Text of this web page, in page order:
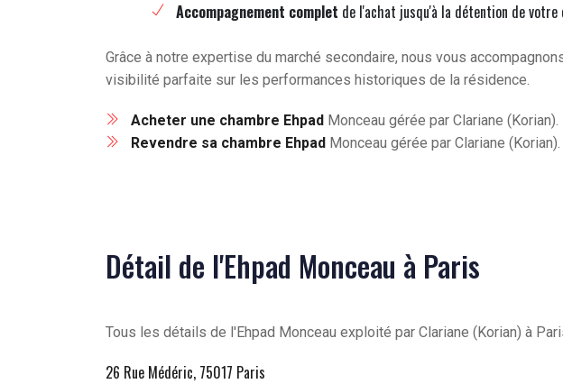
Accompagnement complet de l'achat jusqu'à la détention de votre
Grâce à notre expertise du marché secondaire, nous vous
visibilité parfaite sur les performances historiques de la résidence.
Acheter une chambre Ehpad Monceau gérée par Clariane (Korian).
Revendre sa chambre Ehpad Monceau gérée par Clariane (Korian).
Détail de l'Ehpad Monceau à Paris
Tous les détails de l'Ehpad Monceau exploité par Clariane (Korian) à
26 Rue Médéric, 75017 Paris